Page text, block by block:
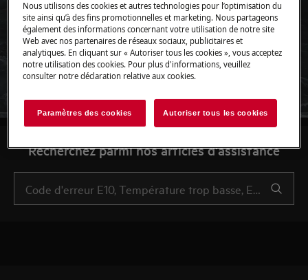
Soutien pour Robots de
cuisine
Recherchez parmi nos articles d'assistance
Nous utilisons des cookies et autres technologies pour l’optimisation du
site ainsi qu’à des fins promotionnelles et marketing. Nous partageons
également des informations concernant votre utilisation de notre site
Web avec nos partenaires de réseaux sociaux, publicitaires et
analytiques. En cliquant sur « Autoriser tous les cookies », vous acceptez
notre utilisation des cookies. Pour plus d'informations, veuillez
consulter notre déclaration relative aux cookies.
Paramètres des cookies Autoriser tous les cookies